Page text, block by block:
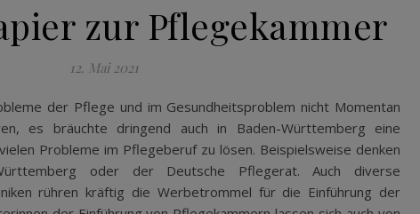
zur Pflegekammer
12. Mai 2021
der Pflege und im Gesundheitsproblem nicht Momentan
es bräuchte dringend auch in Baden-Württemberg eine
Probleme im Pflegeberuf zu lösen. Beispielsweise denken
oder der Deutsche Pflegerat. Auch diverse
rühren kräftig die Werbetrommel für die Einführung der